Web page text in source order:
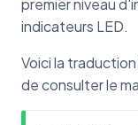
premier niveau
indicateurs LED.
Voici la
de consulter le